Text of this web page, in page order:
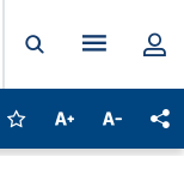
Ouvrir laMenu
Connectez-vous
Augmenter la